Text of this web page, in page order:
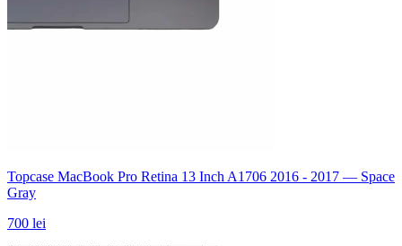
Topcase MacBook Pro Retina 13 Inch A1706 2016 - 2017 — Space
Gray
700 lei